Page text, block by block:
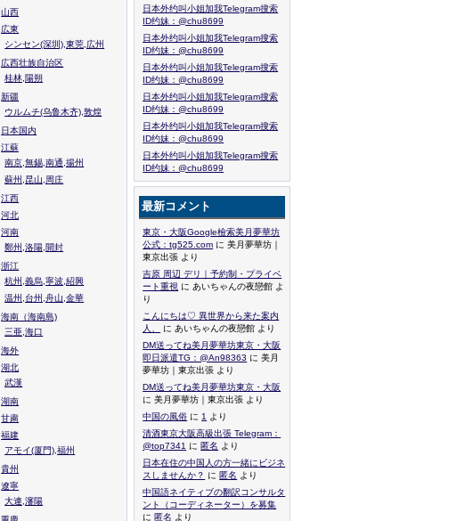
山西
広東
シンセン(深圳),東莞,広州
広西壮族自治区
桂林,陽朔
新疆
ウルムチ(乌鲁木齐),敦煌
日本国内
江蘇
南京,無錫,南通,揚州
蘇州,昆山,周庄
江西
河北
河南
鄭州,洛陽,開封
浙江
杭州,義烏,寧波,紹興
温州,台州,舟山,金華
海南（海南島)
三亜,海口
海外
湖北
武漢
湖南
甘粛
福建
アモイ(厦門),福州
貴州
遼寧
大連,瀋陽
日本外约叫小姐加我Telegram搜索
ID约妹：@chu8699
日本外约叫小姐加我Telegram搜索
ID约妹：@chu8699
日本外约叫小姐加我Telegram搜索
ID约妹：@chu8699
日本外约叫小姐加我Telegram搜索
ID约妹：@chu8699
日本外约叫小姐加我Telegram搜索
ID约妹：@chu8699
日本外约叫小姐加我Telegram搜索
ID约妹：@chu8699
最新コメント
東京・大阪Google檢索美月夢華坊
公式：tg525.com に 美月夢華坊｜
東京出張 より
吉原 周辺 デリ｜予約制・プライベ
ート重視 に あいちゃんの夜戀館 よ
り
こんにちは♡ 異世界から来た案内
人、
に あいちゃんの夜戀館 より
DM送ってね美月夢華坊東京・大阪
即日派遣TG：@An98363 に 美月
夢華坊｜東京出張 より
DM送ってね美月夢華坊東京・大阪
に 美月夢華坊｜東京出張 より
中国の風俗 に 1
より
清酒東京大阪高級出張 Telegram：
@top7341 に 匿名 より
日本在住の中国人の方一緒にビジネ
スしませんか？ に 匿名 より
中国語ネイティブの翻訳コンサルタ
ント（コーディネーター）を募集
に 匿名 より